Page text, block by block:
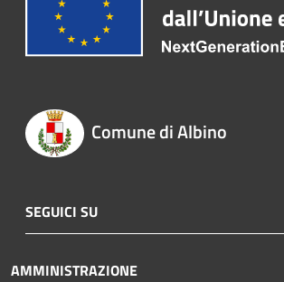
Comune di Albino
SEGUICI SU
AMMINISTRAZIONE